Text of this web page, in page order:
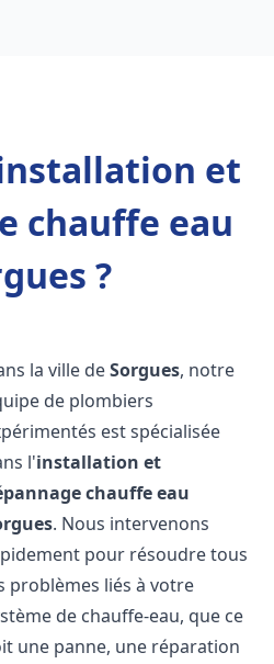
et
chauffe eau
?
la ville deSorgues, notre
de plombiers
est spécialisée
l'installation et
chauffe eau
. Nous intervenons
pour résoudre tous
problèmes liés à votre
de chauffe-eau, que ce
une panne, une réparation